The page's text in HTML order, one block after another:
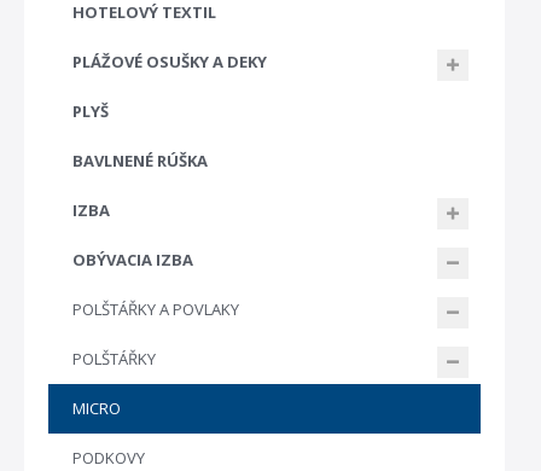
HOTELOVÝ TEXTIL
PLÁŽOVÉ OSUŠKY A DEKY
PLYŠ
BAVLNENÉ RÚŠKA
IZBA
OBÝVACIA IZBA
POLŠTÁŘKY A POVLAKY
POLŠTÁŘKY
MICRO
PODKOVY